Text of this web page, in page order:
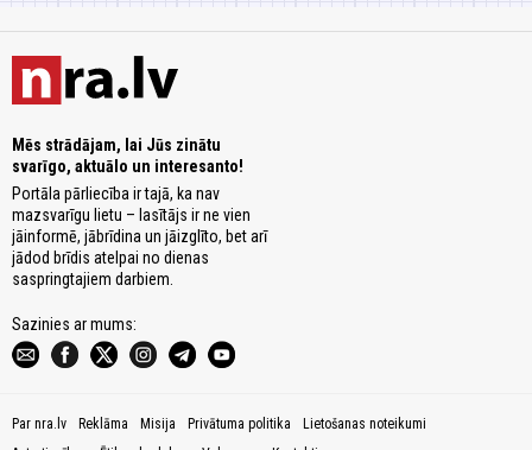
Mēs strādājam, lai Jūs zinātu
svarīgo, aktuālo un interesanto!
Portāla pārliecība ir tajā, ka nav
mazsvarīgu lietu – lasītājs ir ne vien
jāinformē, jābrīdina un jāizglīto, bet arī
jādod brīdis atelpai no dienas
saspringtajiem darbiem.
Sazinies ar mums:
Par nra.lv Reklāma Misija Privātuma politika
Lietošanas noteikumi